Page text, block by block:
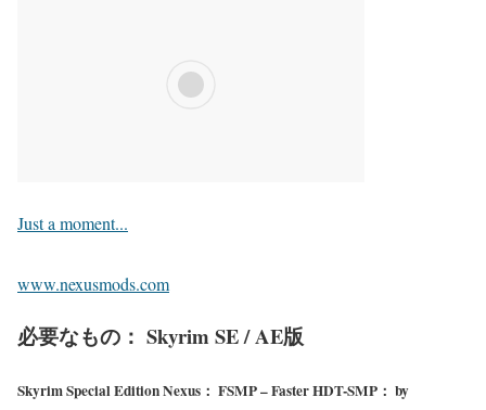
Just a moment...
www.nexusmods.com
必要なもの： Skyrim SE / AE版
Skyrim Special Edition Nexus： FSMP – Faster HDT-SMP： by